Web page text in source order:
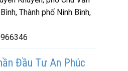
Thành phố Ninh Bình,
Đầu Tư An Phúc